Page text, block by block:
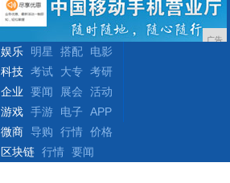
广告
娱乐 明星 搭配
电影
科技 考试 大专 考研
企业 要闻 展会
活动
游戏 手游 电子
APP
微商 导购 行情 价格
区块链 行情 要闻